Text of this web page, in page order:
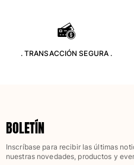
. TRANSACCIÓN SEGURA .
BOLETÍN
Inscríbase para recibir las últimas
nuestras novedades, productos y